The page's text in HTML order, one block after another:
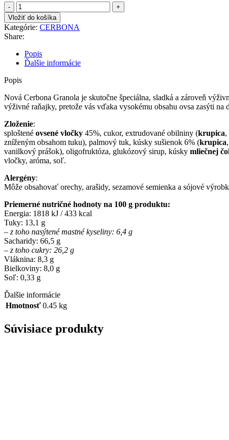
množstvo
CERBONA
MLIEČNA
ČOKOLÁDA
A
SUŠIENKA
GRANOLA
450G
Vložiť do košíka
Kategórie: CERBONA
Share:
Popis
Ďalšie informácie
Popis
Nová Cerbona Granola je skutočne špeciálna, sladká a zároveň
výživné raňajky, pretože vás vďaka vysokému obsahu ovsa zasýti
Zloženie:
sploštené ovsené vločky 45%, cukor, extrudované obilniny (krupica,
zníženým obsahom tuku), palmový tuk, kúsky sušienok 6% (krupica
vanilkový prášok), oligofruktóza, glukózový sirup, kúsky mliečnej
vločky, aróma, soľ.
Alergény:
Môže obsahovať orechy, arašidy, sezamové semienka a sójové
Priemerné nutričné hodnoty na 100 g produktu:
Energia: 1818 kJ / 433 kcal
Tuky: 13,1 g
– z toho nasýtené mastné kyseliny: 6,4 g
Sacharidy: 66,5 g
– z toho cukry: 26,2 g
Vláknina: 8,3 g
Bielkoviny: 8,0 g
Soľ: 0,33 g
Ďalšie informácie
Hmotnosť 0.45 kg
Súvisiace produkty